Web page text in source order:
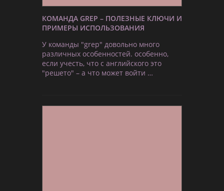
КОМАНДА GREP – ПОЛЕЗНЫЕ КЛЮЧИ И
ПРИМЕРЫ ИСПОЛЬЗОВАНИЯ
У команды "grep" довольно много
различных особенностей. особенно,
если учесть, что с английского это
"решето" – а что может войти …